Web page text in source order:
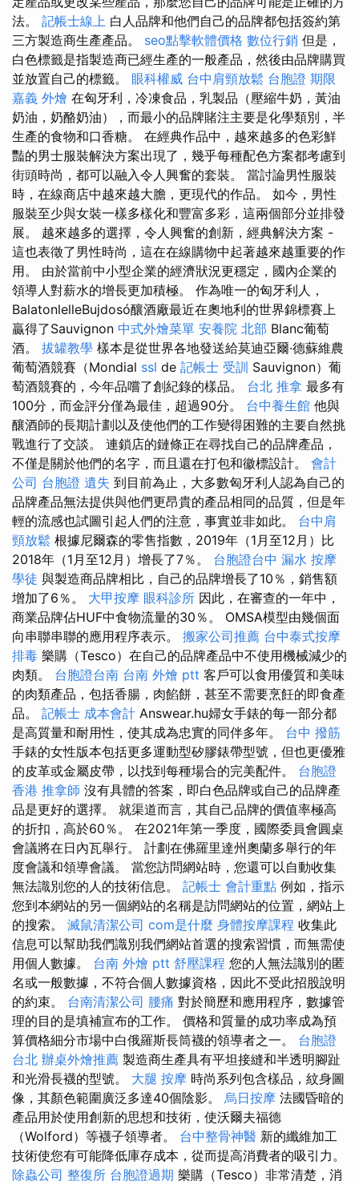
法。 記帳士線上 白人品牌和他們自己的品牌都包括簽約第
三方製造商生產產品。 seo點擊軟體價格 數位行銷 但是，
白色標籤是指製造商已經生產的一般產品，然後由品牌購買
並放置自己的標籤。 眼科權威 台中肩頸放鬆 台胞證 期限
嘉義 外燴 在匈牙利，冷凍食品，乳製品（壓縮牛奶，黃油
奶油，奶酪奶油），而最小的品牌賭注主要是化學類別，半
生產的食物和口香糖。 在經典作品中，越來越多的色彩鮮
豔的男士服裝解決方案出現了，幾乎每種配色方案都考慮到
街頭時尚，都可以融入令人興奮的套裝。 當討論男性服裝
時，在線商店中越來越大膽，更現代的作品。 如今，男性
服裝至少與女裝一樣多樣化和豐富多彩，這兩個部分並排發
展。 越來越多的選擇，令人興奮的創新，經典解決方案 -
這也表徵了男性時尚，這在在線購物中起著越來越重要的作
用。 由於當前中小型企業的經濟狀況更穩定，國內企業的
領導人對薪水的增長更加積極。 作為唯一的匈牙利人，
BalatonlelleBujdosó釀酒廠最近在奧地利的世界錦標賽上
贏得了Sauvignon 中式外燴菜單 安養院 北部 Blanc葡萄
酒。 拔罐教學 樣本是從世界各地發送給莫迪亞爾·德蘇維農
葡萄酒競賽（Mondial ssl de 記帳士 受訓 Sauvignon）葡
萄酒競賽的，今年品嚐了創紀錄的樣品。 台北 推拿 最多有
100分，而金評分僅為最佳，超過90分。 台中養生館 他與
釀酒師的長期計劃以及使他們的工作變得困難的主要自然挑
戰進行了交談。 連鎖店的鏈條正在尋找自己的品牌產品，
不僅是關於他們的名字，而且還在打包和徽標設計。 會計
公司 台胞證 遺失 到目前為止，大多數匈牙利人認為自己的
品牌產品無法提供與他們更昂貴的產品相同的品質，但是年
輕的流感也試圖引起人們的注意，事實並非如此。 台中肩
頸放鬆 根據尼爾森的零售指數，2019年（1月至12月）比
2018年（1月至12月）增長了7％。 台胞證台中 漏水 按摩
學徒 與製造商品牌相比，自己的品牌增長了10％，銷售額
增加了6％。 大甲按摩 眼科診所 因此，在審查的一年中，
商業品牌佔HUF中食物流量的30％。 OMSA模型由幾個面
向串聯串聯的應用程序表示。 搬家公司推薦 台中泰式按摩
排毒 樂購（Tesco）在自己的品牌產品中不使用機械減少的
肉類。 台胞證台南 台南 外燴 ptt 客戶可以食用優質和美味
的肉類產品，包括香腸，肉餡餅，甚至不需要烹飪的即食產
品。 記帳士 成本會計 Answear.hu婦女手錶的每一部分都
是高質量和耐用性，使其成為忠實的同伴多年。 台中 撥筋
手錶的女性版本包括更多運動型矽膠錶帶型號，但也更優雅
的皮革或金屬皮帶，以找到每種場合的完美配件。 台胞證
香港 推拿師 沒有具體的答案，即白色品牌或自己的品牌產
品是更好的選擇。 就渠道而言，其自己品牌的價值率極高
的折扣，高於60％。 在2021年第一季度，國際委員會圓桌
會議將在日內瓦舉行。 計劃在佛羅里達州奧蘭多舉行的年
度會議和領導會議。 當您訪問網站時，您還可以自動收集
無法識別您的人的技術信息。 記帳士 會計重點 例如，指示
您到本網站的另一個網站的名稱是訪問網站的位置，網站上
的搜索。 滅鼠清潔公司 com是什麼 身體按摩課程 收集此
信息可以幫助我們識別我們網站首選的搜索習慣，而無需使
用個人數據。 台南 外燴 ptt 舒壓課程 您的人無法識別的匿
名或一般數據，不符合個人數據資格，因此不受此招股說明
的約束。 台南清潔公司 腰痛 對於簡歷和應用程序，數據管
理的目的是填補宣布的工作。 價格和質量的成功率成為預
算價格細分市場中白俄羅斯長筒襪的領導者之一。 台胞證
台北 辦桌外燴推薦 製造商生產具有平坦接縫和半透明腳趾
和光滑長襪的型號。 大腿 按摩 時尚系列包含樣品，紋身圖
像，其顏色範圍廣泛多達40個陰影。 烏日按摩 法國昏暗的
產品用於使用創新的思想和技術，使沃爾夫福德
（Wolford）等襪子領導者。 台中整骨神醫 新的纖維加工
技術使您有可能降低庫存成本，從而提高消費者的吸引力。
除蟲公司 整復所 台胞證過期 樂購（Tesco）非常清楚，消